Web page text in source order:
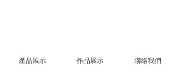
產品展示 作品展示 聯絡我們